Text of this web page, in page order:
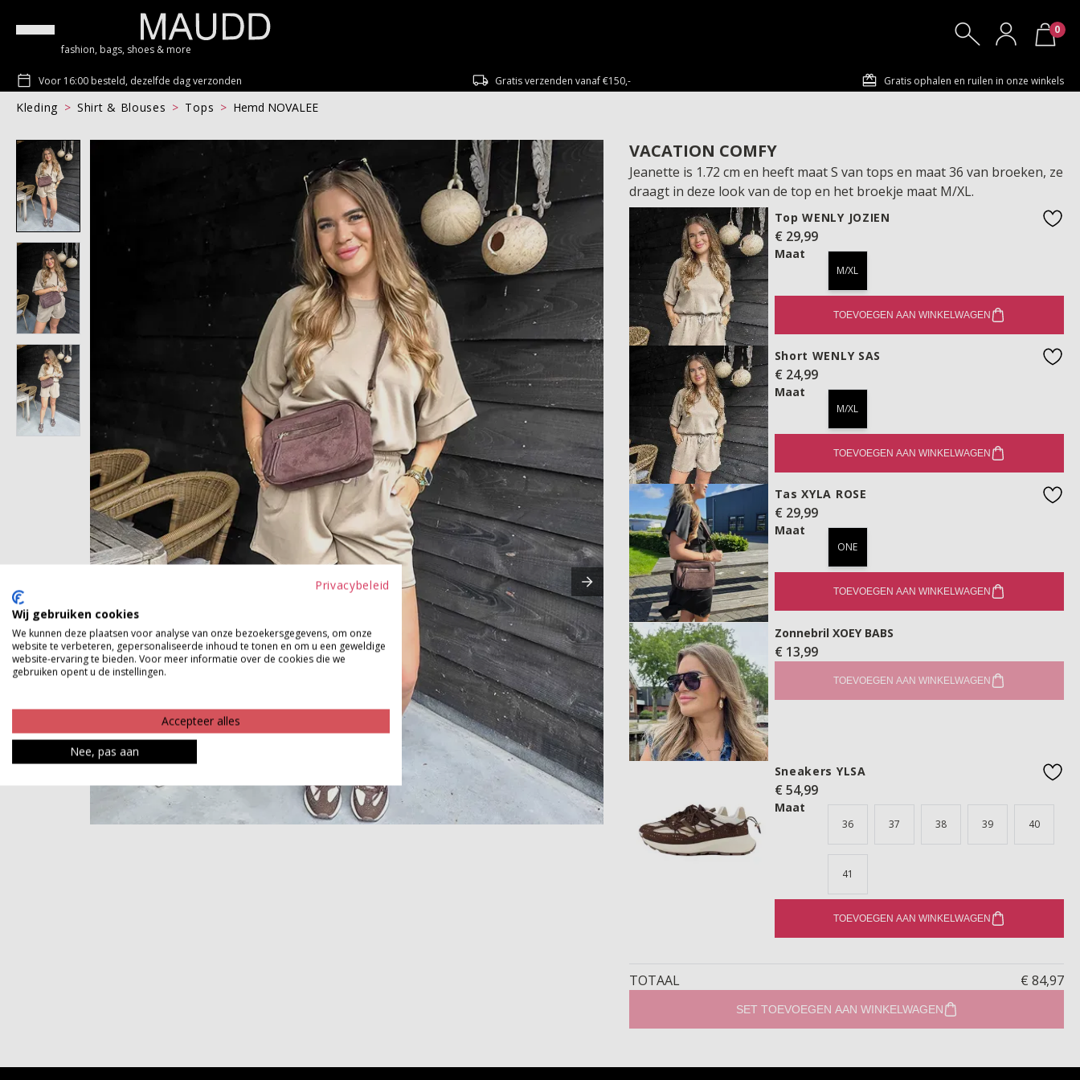
fashion, bags, shoes & more
0
Voor 16:00 besteld, dezelfde dag verzonden Gratis verzenden vanaf €150,- Gratis ophalen en ruilen in onze winkels
Kleding Shirt & Blouses Tops Hemd NOVALEE
VACATION COMFY
Jeanette is 1.72 cm en heeft maat S van tops en maat 36 van broeken, ze
draagt in deze look van de top en het broekje maat M/XL.
Top WENLY JOZIEN
€ 29,99
Maat
M/XL
TOEVOEGEN AAN WINKELWAGEN
Short WENLY SAS
€ 24,99
Maat
M/XL
TOEVOEGEN AAN WINKELWAGEN
Tas XYLA ROSE
€ 29,99
Maat
ONE
TOEVOEGEN AAN WINKELWAGEN
Zonnebril XOEY BABS
€ 13,99
TOEVOEGEN AAN WINKELWAGEN
Sneakers YLSA
€ 54,99
Maat
36 37 38 39 40
41
TOEVOEGEN AAN WINKELWAGEN
TOTAAL € 84,97
SET TOEVOEGEN AAN WINKELWAGEN
Privacybeleid
Wij gebruiken cookies
We kunnen deze plaatsen voor analyse van onze bezoekersgegevens, om onze
website te verbeteren, gepersonaliseerde inhoud te tonen en om u een geweldige
website-ervaring te bieden. Voor meer informatie over de cookies die we
gebruiken opent u de instellingen.
Accepteer alles
Nee, pas aan